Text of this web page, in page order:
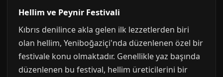
Hellim ve Peynir Festivali
Kıbrıs denilince akla gelen ilk lezzetlerden biri
olan hellim, Yeniboğaziçi'nda düzenlenen özel bir
festivale konu olmaktadır. Genellikle yaz başında
düzenlenen bu festival, hellim üreticilerini bir